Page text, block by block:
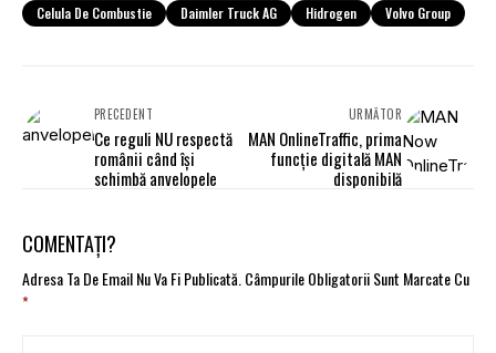
Celula De Combustie Daimler Truck AG Hidrogen Volvo Group
PRECEDENT
Ce reguli NU respectă
românii când își
schimbă anvelopele
URMĂTOR
MAN OnlineTraffic, prima
funcție digitală MAN
disponibilă
COMENTAȚI?
Adresa Ta De Email Nu Va Fi Publicată. Câmpurile Obligatorii Sunt Marcate Cu
*